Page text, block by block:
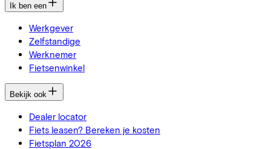
Ik ben een
Werkgever
Zelfstandige
Werknemer
Fietsenwinkel
Bekijk ook
Dealer locator
Fiets leasen? Bereken je kosten
Fietsplan 2026